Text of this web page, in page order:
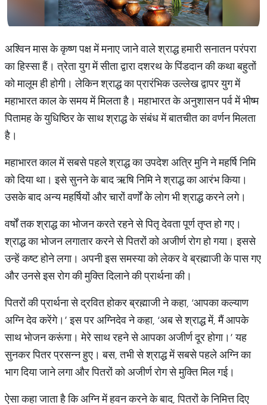
अश्विन मास के कृष्ण पक्ष में मनाए जाने वाले श्राद्ध हमारी सनातन परंपरा
का हिस्सा हैं। त्रेता युग में सीता द्वारा दशरथ के पिंडदान की कथा बहुतों
को मालूम ही होगी। लेकिन श्राद्ध का प्रारंभिक उल्लेख द्वापर युग में
महाभारत काल के समय में मिलता है। महाभारत के अनुशासन पर्व में भीष्म
पितामह के युधिष्ठिर के साथ श्राद्ध के संबंध में बातचीत का वर्णन मिलता
है।
महाभारत काल में सबसे पहले श्राद्ध का उपदेश अत्रि मुनि ने महर्षि निमि
को दिया था। इसे सुनने के बाद ऋषि निमि ने श्राद्ध का आरंभ किया।
उसके बाद अन्य महर्षियों और चारों वर्णों के लोग भी श्राद्ध करने लगे।
वर्षों तक श्राद्ध का भोजन करते रहने से पितृ देवता पूर्ण तृप्त हो गए।
श्राद्ध का भोजन लगातार करने से पितरों को अजीर्ण रोग हो गया। इससे
उन्हें कष्ट होने लगा। अपनी इस समस्या को लेकर वे ब्रह्माजी के पास गए
और उनसे इस रोग की मुक्ति दिलाने की प्रार्थना की।
पितरों की प्रार्थना से द्रवित होकर ब्रह्माजी ने कहा, ‘आपका कल्याण
अग्नि देव करेंगे।’ इस पर अग्निदेव ने कहा, ‘अब से श्राद्ध में, मैं आपके
साथ भोजन करूंगा। मेरे साथ रहने से आपका अजीर्ण दूर होगा।’ यह
सुनकर पितर प्रसन्न हुए। बस, तभी से श्राद्ध में सबसे पहले अग्नि का
भाग दिया जाने लगा और पितरों को अजीर्ण रोग से मुक्ति मिल गई।
ऐसा कहा जाता है कि अग्नि में हवन करने के बाद, पितरों के निमित्त दिए